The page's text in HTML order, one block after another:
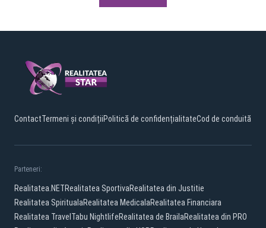
ContactTermeni și condițiiPolitică de confidențialitateCod de conduită
Parteneri:
Realitatea.NETRealitatea SportivaRealitatea din Justitie
Realitatea SpiritualaRealitatea MedicalaRealitatea Financiara
Realitatea Travel Tabu NightlifeRealitatea de BrailaRealitatea din PRO